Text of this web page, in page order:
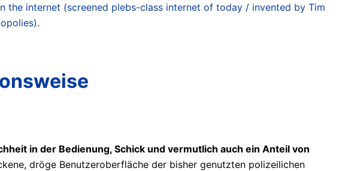
the internet (screened plebs-class internet of today / invented by Tim
.
in der Bedienung, Schick und vermutlich auch ein Anteil von
dröge Benutzeroberfläche der bisher genutzten polizeilichen